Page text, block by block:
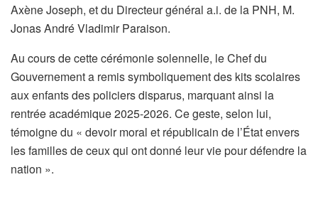
Axène Joseph, et du Directeur général a.i. de la PNH, M.
Jonas André Vladimir Paraison.
Au cours de cette cérémonie solennelle, le Chef du
Gouvernement a remis symboliquement des kits scolaires
aux enfants des policiers disparus, marquant ainsi la
rentrée académique 2025-2026. Ce geste, selon lui,
témoigne du « devoir moral et républicain de l’État envers
les familles de ceux qui ont donné leur vie pour défendre la
nation ».